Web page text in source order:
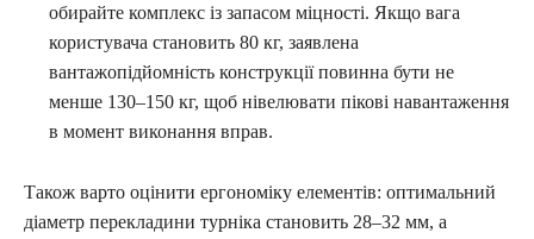
обирайте комплекс із запасом міцності. Якщо вага
користувача становить 80 кг, заявлена
вантажопідйомність конструкції повинна бути не
менше 130–150 кг, щоб нівелювати пікові навантаження
в момент виконання вправ.
Також варто оцінити ергономіку елементів: оптимальний
діаметр перекладини турніка становить 28–32 мм, а